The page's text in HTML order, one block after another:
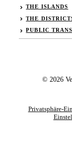
THE ISLANDS
THE
PUBLIC
© 2026
Privatsphäre-